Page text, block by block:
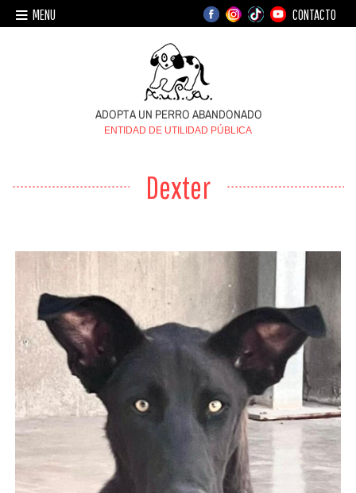
MENU CONTACTO
ENTIDAD DE UTILIDAD PÚBLICA
Dexter